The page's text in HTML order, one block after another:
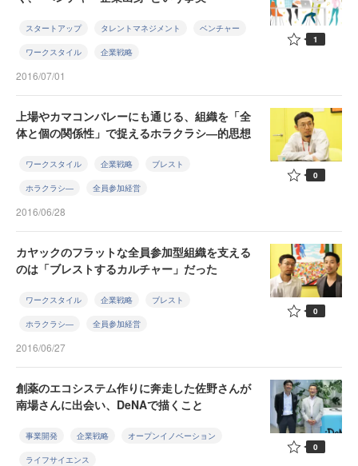
スタートアップ タレントマネジメント ベンチャー
ワークスタイル 企業戦略
2016/07/01
1
上場やカマコンバレーにも通じる、組織を「全
体と個の関係性」で捉えるホラクラシ―的思想
ワークスタイル 企業戦略 ブレスト
ホラクラシ― 全員参加経営
2016/06/28
0
カヤックのフラットな全員参加型組織を支える
のは「ブレストするカルチャー」だった
ワークスタイル 企業戦略 ブレスト
ホラクラシ― 全員参加経営
2016/06/27
0
創薬のエコシステム作りに奔走した佐野さんが
南場さんに出会い、DeNAで描くこと
事業開発 企業戦略 オープンイノベーション
ライフサイエンス
0